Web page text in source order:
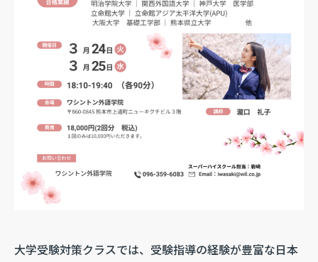
大学受験対策クラスでは、受験指導の経験が豊富な日本